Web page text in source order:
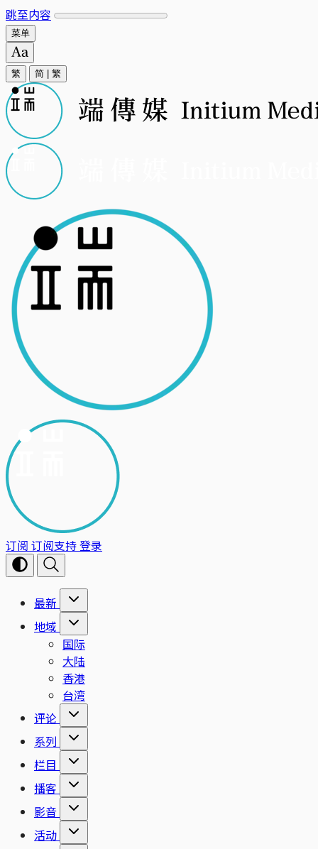
跳至内容
菜单
繁 简 繁
订阅 订阅支持登录
最新
地域
国际
大陆
香港
台湾
评论
系列
栏目
播客
影音
活动